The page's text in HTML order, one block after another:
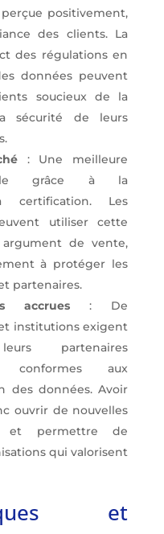
positivement,
des clients. La
des régulations en
données peuvent
soucieux de la
sécurité de leurs
: Une meilleure
grâce à la
certification. Les
utiliser cette
de vente,
à protéger les
partenaires.
accrues : De
institutions exigent
partenaires
conformes aux
des données. Avoir
ouvrir de nouvelles
et permettre de
qui valorisent
et